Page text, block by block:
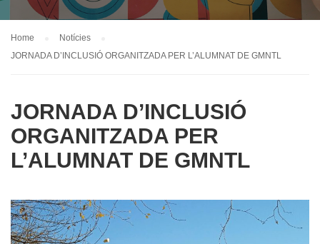
Home
Notícies
JORNADA D’INCLUSIÓ ORGANITZADA PER L’ALUMNAT DE GMNTL
JORNADA D’INCLUSIÓ
ORGANITZADA PER
L’ALUMNAT DE GMNTL